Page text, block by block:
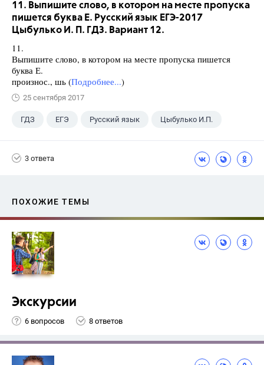
11. Выпишите слово, в котором на месте пропуска
пишется буква Е. Русский язык ЕГЭ-2017
Цыбулько И. П. ГДЗ. Вариант 12.
11.
Выпишите слово, в котором на месте пропуска пишется
буква Е.
произнос., шь (Подробнее...)
25 сентября 2017
ГДЗ ЕГЭ Русский язык Цыбулько И.П.
3 ответа
ПОХОЖИЕ ТЕМЫ
Экскурсии
6 вопросов 8 ответов